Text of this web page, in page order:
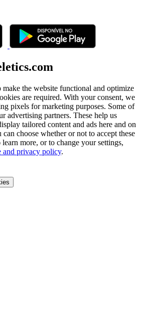
make the website functional and optimize
are required. With your consent, we
pixels for marketing purposes. Some of
advertising partners. These help us
tailored content and ads here and on
choose whether or not to accept these
more, or to change your settings,
and privacy policy.